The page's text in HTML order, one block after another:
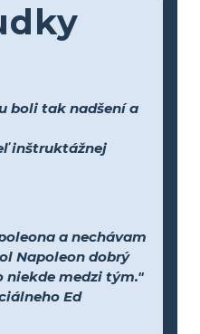
boli tak nadšení a
inštruktážnej
a nechávam
Napoleon dobrý
niekde medzi tým."
Ed